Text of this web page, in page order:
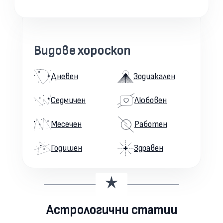
Видове хороскоп
Дневен
Седмичен
Месечен
Годишен
Зодиакален
Любовен
Работен
Здравен
Астрологични статии